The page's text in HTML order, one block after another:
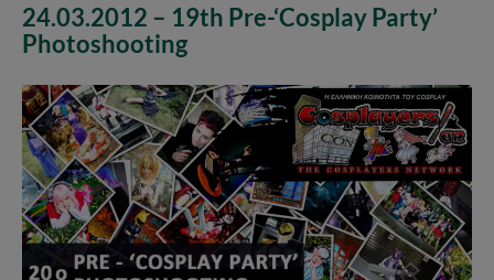
24.03.2012 – 19th Pre-‘Cosplay Party’
Photoshooting